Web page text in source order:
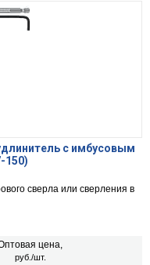
с имбусовым
150)
сверла или сверления в
цена,
руб./шт.